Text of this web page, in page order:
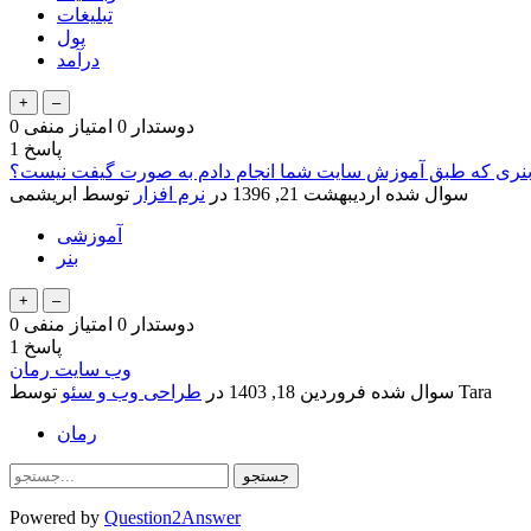
تبلیغات
پول
درآمد
0 دوستدار 0 امتیاز منفی
1 پاسخ
که طبق آموزش سایت شما انجام دادم به صورت گیفت نیست؟
سوال شده اردیبهشت 21, 1396 در نرم افزار توسط ابریشمی
آموزشی
بنر
0 دوستدار 0 امتیاز منفی
1 پاسخ
وب سایت رمان
سوال شده فروردین 18, 1403 در طراحی وب و سئو Tara
رمان
Powered by Question2Answer